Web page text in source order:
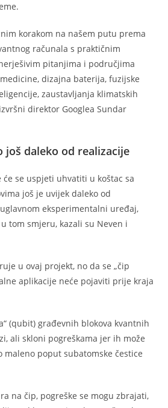
korakom na našem putu prema
računala s praktičnim
pitanjima i područjima
dizajna baterija, fuzijske
zaustavljanja klimatskih
direktor Googlea Sundar
još daleko od realizacije
će se uspjeti uhvatiti u koštac sa
još je uvijek daleko od
eksperimentalni uređaj,
tom smjeru, kazali su Neven i
u ovaj projekt, no da se „čip
aplikacije neće pojaviti prije kraja
(qubit) građevnih blokova kvantnih
ali skloni pogreškama jer ih može
poput subatomske čestice
na čip, pogreške se mogu zbrajati,